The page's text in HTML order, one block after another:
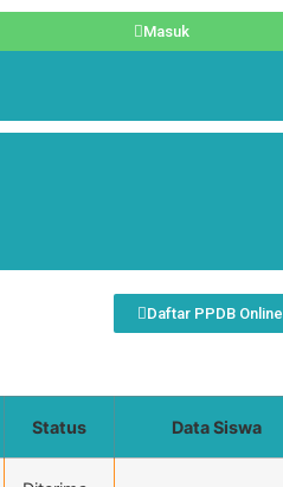
Masuk
Daftar PPDB Online
Status Data Siswa